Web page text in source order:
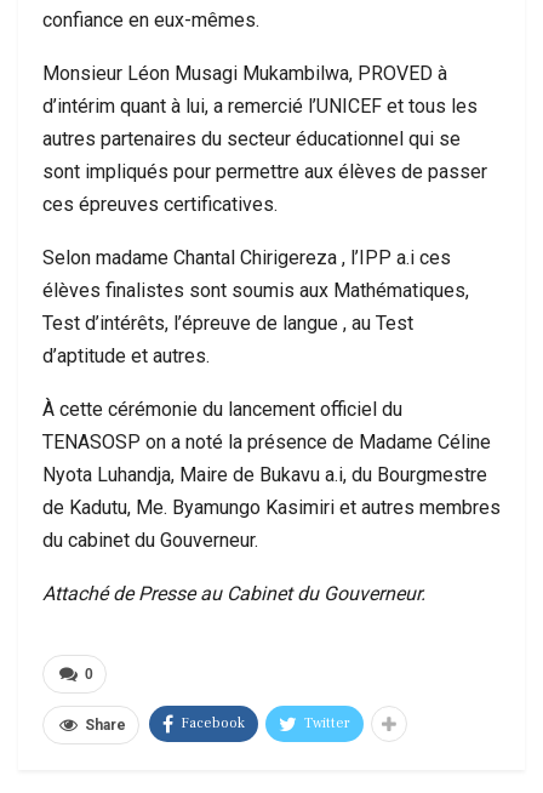
confiance en eux-mêmes.
Monsieur Léon Musagi Mukambilwa, PROVED à
d’intérim quant à lui, a remercié l’UNICEF et tous les
autres partenaires du secteur éducationnel qui se
sont impliqués pour permettre aux élèves de passer
ces épreuves certificatives.
Selon madame Chantal Chirigereza , l’IPP a.i ces
élèves finalistes sont soumis aux Mathématiques,
Test d’intérêts, l’épreuve de langue , au Test
d’aptitude et autres.
À cette cérémonie du lancement officiel du
TENASOSP on a noté la présence de Madame Céline
Nyota Luhandja, Maire de Bukavu a.i, du Bourgmestre
de Kadutu, Me. Byamungo Kasimiri et autres membres
du cabinet du Gouverneur.
Attaché de Presse au Cabinet du Gouverneur.
0
Share Facebook Twitter